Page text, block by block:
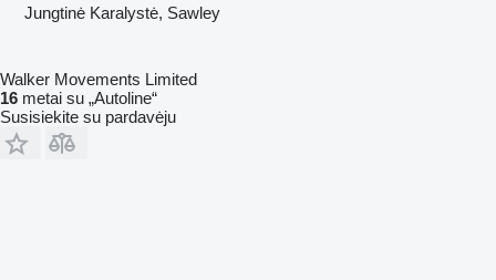
Jungtinė Karalystė, Sawley
Walker Movements Limited
16 metai su „Autoline“
Susisiekite su pardavėju